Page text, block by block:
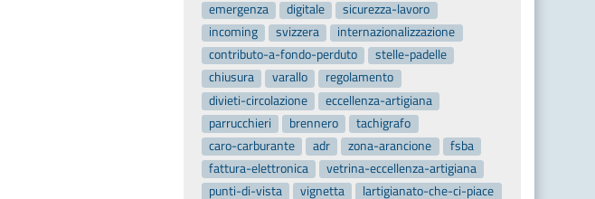
emergenza
digitale
sicurezza-lavoro
incoming
svizzera
internazionalizzazione
contributo-a-fondo-perduto
stelle-padelle
chiusura
varallo
regolamento
divieti-circolazione
eccellenza-artigiana
parrucchieri
brennero
tachigrafo
caro-carburante
adr zona-arancione
fsba
fattura-elettronica
vetrina-eccellenza-artigiana
punti-di-vista
vignetta
lartigianato-che-ci-piace